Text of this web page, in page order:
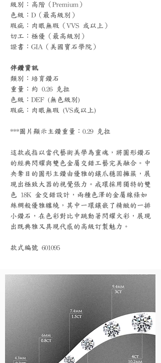
級別：高階（Premium）
色級：D（最高級別）
瑕疵：肉眼無瑕（VVS 或以上）
切工：極優（最高級別）
證書：GIA（美國寶石學院）
伴鑽資訊
類別：培育鑽石
重量：約 0.26 克拉
色級：DEF (無色級別)
瑕疵：肉眼無瑕 (VS或以上)
***圖片顯示主鑽重量：0.29 克拉
這款戒指以當代藝術美學為靈魂，將圓形鑽石
的經典閃耀與雙色金屬交錯工藝完美融合。中
央奪目的圓形主鑽由優雅的鑲爪穩固擁簇，展
現出極致大器的視覺張力。戒環採用獨特的雙
色 18K 金交錯設計，兩種色澤的金屬線條如
絲綢般優雅纏繞，其中一環鑲嵌了精緻的一排
小鑽石，在色彩對比中跳動著閃耀火彩，展現
出既典雅又具現代感的高級訂製魅力。
款式編號 601095